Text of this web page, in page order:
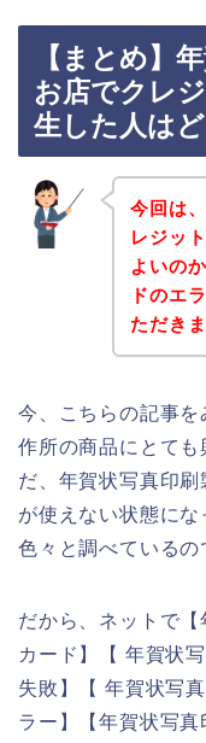
【まとめ】
お店でクレ
生した人は
今回は
レジッ
よいの
ドのエ
ただき
今、こちらの記事
作所の商品にとて
だ、年賀状写真印
が使えない状態に
色々と調べているの
だから、ネットで
カード】【 年賀状
失敗】【 年賀状写
ラー】【年賀状写